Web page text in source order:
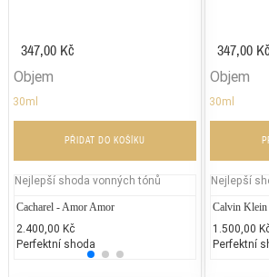
347,00 Kč
Objem
30ml
PŘIDAT DO KOŠÍKU
Nejlepší shoda vonných tónů
Cacharel - Amor Amor
2.400,00 Kč
Perfektní shoda
Gucci - Gucci
2.000,00 Kč
25% běžných
347,00 Kč
Objem
30ml
Nejlepší
Calvin
1.500,00
Perfektní